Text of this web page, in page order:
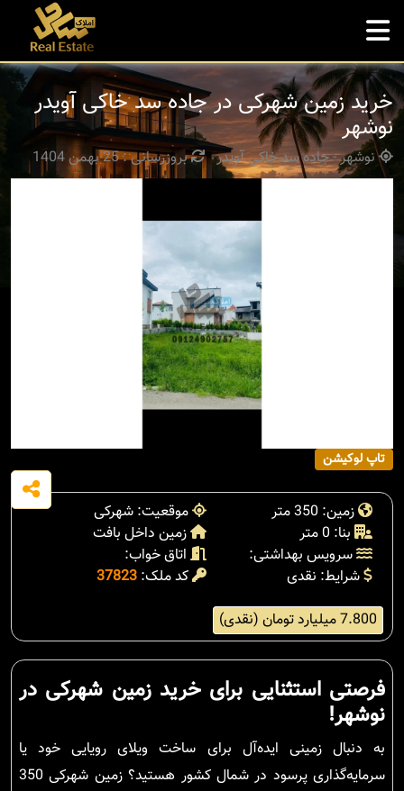
خرید زمین شهرکی در جاده سد خاکی آویدر
نوشهر
نوشهر - جاده سد خاکی آویدر بروزرسانی : 25 بهمن 1404
تاپ لوکیشن
زمین: 350 متر
موقعیت: شهرکی
بنا: 0 متر
زمین داخل بافت
سرویس بهداشتی:
اتاق خواب:
شرایط: نقدی
کد ملک: 37823
7.800 میلیارد تومان (نقدی)
فرصتی استثنایی برای خرید زمین شهرکی در
نوشهر!
به دنبال زمینی ایده‌آل برای ساخت ویلای رویایی خود یا
سرمایه‌گذاری پرسود در شمال کشور هستید؟ زمین شهرکی 350